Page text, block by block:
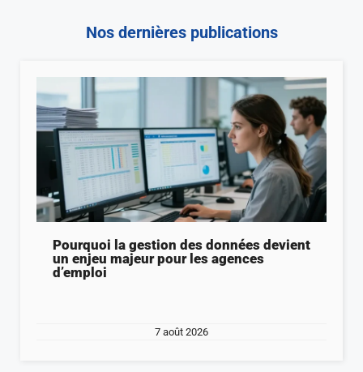
Nos dernières publications
Pourquoi la gestion des données devient
un enjeu majeur pour les agences
d’emploi
7 août 2026